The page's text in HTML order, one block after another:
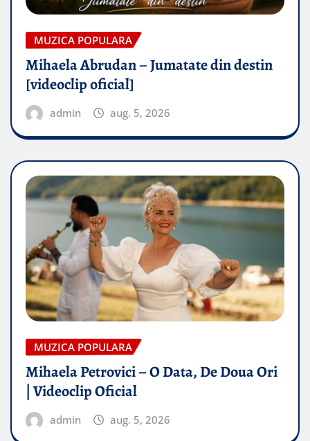
MUZICA POPULARA
Mihaela Abrudan – Jumatate din destin
[videoclip oficial]
admin aug. 5, 2026
MUZICA POPULARA
Mihaela Petrovici – O Data, De Doua Ori
| Videoclip Oficial
admin aug. 5, 2026